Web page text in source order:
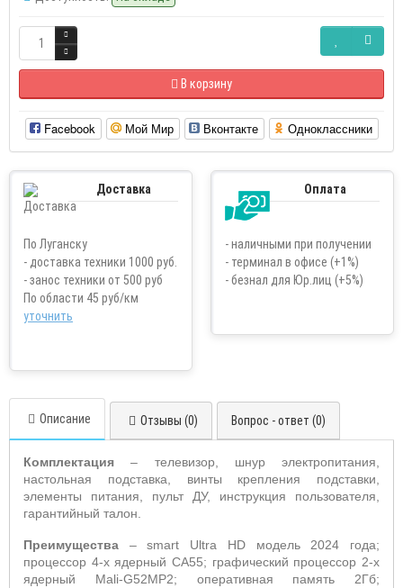
В корзину
Facebook Мой Мир Вконтакте Одноклассники
Доставка
По Луганску
- доставка техники 1000 руб.
- занос техники от 500 руб
По области 45 руб/км
уточнить
Оплата
- наличными при получении
- терминал в офисе (+1%)
- безнал для Юр.лиц (+5%)
Описание Отзывы (0) Вопрос - ответ (0)
Комплектация– телевизор, шнур электропитания,
настольная подставка, винты крепления подставки,
элементы питания, пульт ДУ, инструкция пользователя,
гарантийный талон.
Преимущества –smart Ultra HD модель 2024 года;
процессор 4-х ядерный CA55; графический процессор 2-х
ядерный Mali-G52MP2; оперативная память 2Гб;